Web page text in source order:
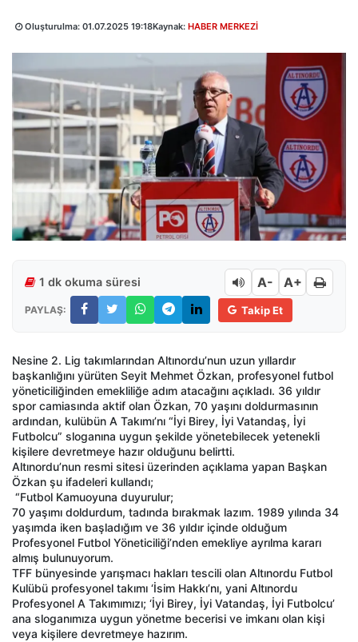
Oluşturulma: 01.07.2025 19:18Kaynak: HABER MERKEZİ
1 dk okuma süresi A- A+
PAYLAŞ: Takip Et
Nesine 2. Lig takımlarından Altınordu’nun uzun yıllardır
başkanlığını yürüten Seyit Mehmet Özkan, profesyonel futbol
yöneticiliğinden emekliliğe adım atacağını açıkladı. 36 yıldır
spor camiasında aktif olan Özkan, 70 yaşını doldurmasının
ardından, kulübün A Takımı’nı “İyi Birey, İyi Vatandaş, İyi
Futbolcu” sloganına uygun şekilde yönetebilecek yetenekli
kişilere devretmeye hazır olduğunu belirtti.
Altınordu’nun resmi sitesi üzerinden açıklama yapan Başkan
Özkan şu ifadeleri kullandı;
“Futbol Kamuoyuna duyurulur;
70 yaşımı doldurdum, tadında bırakmak lazım. 1989 yılında 34
yaşımda iken başladığım ve 36 yıldır içinde olduğum
Profesyonel Futbol Yöneticiliği’nden emekliye ayrılma kararı
almış bulunuyorum.
TFF bünyesinde yarışmacı hakları tescili olan Altınordu Futbol
Kulübü profesyonel takımı ‘İsim Hakkı’nı, yani Altınordu
Profesyonel A Takımımızı; ‘İyi Birey, İyi Vatandaş, İyi Futbolcu’
ana sloganımıza uygun yönetme becerisi ve imkanı olan kişi
veya kişilere devretmeye hazırım.